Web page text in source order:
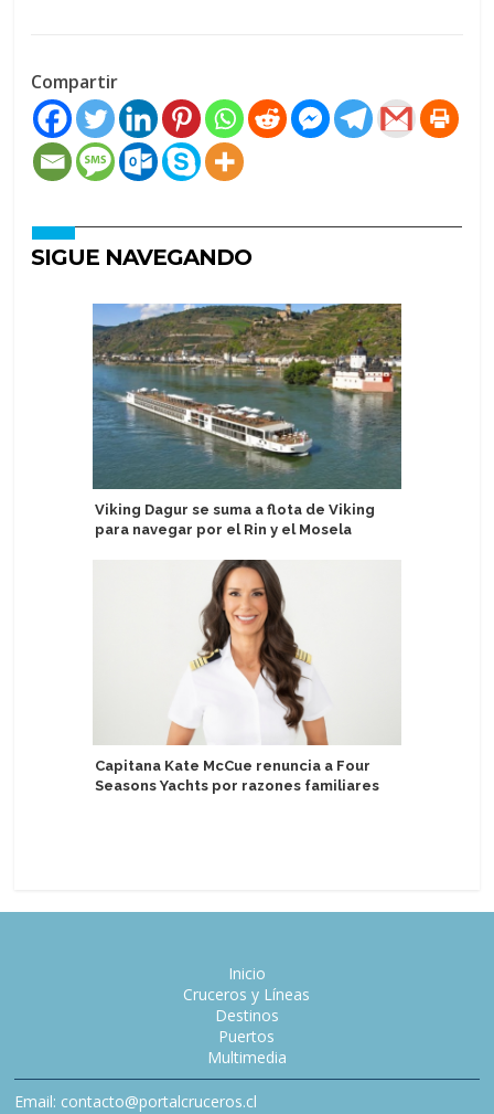
Compartir
SIGUE NAVEGANDO
Viking Dagur se suma a flota de Viking
para navegar por el Rin y el Mosela
Capitana Kate McCue renuncia a Four
Seasons Yachts por razones familiares
Inicio
Cruceros y Líneas
Destinos
Puertos
Multimedia
Email: contacto@portalcruceros.cl